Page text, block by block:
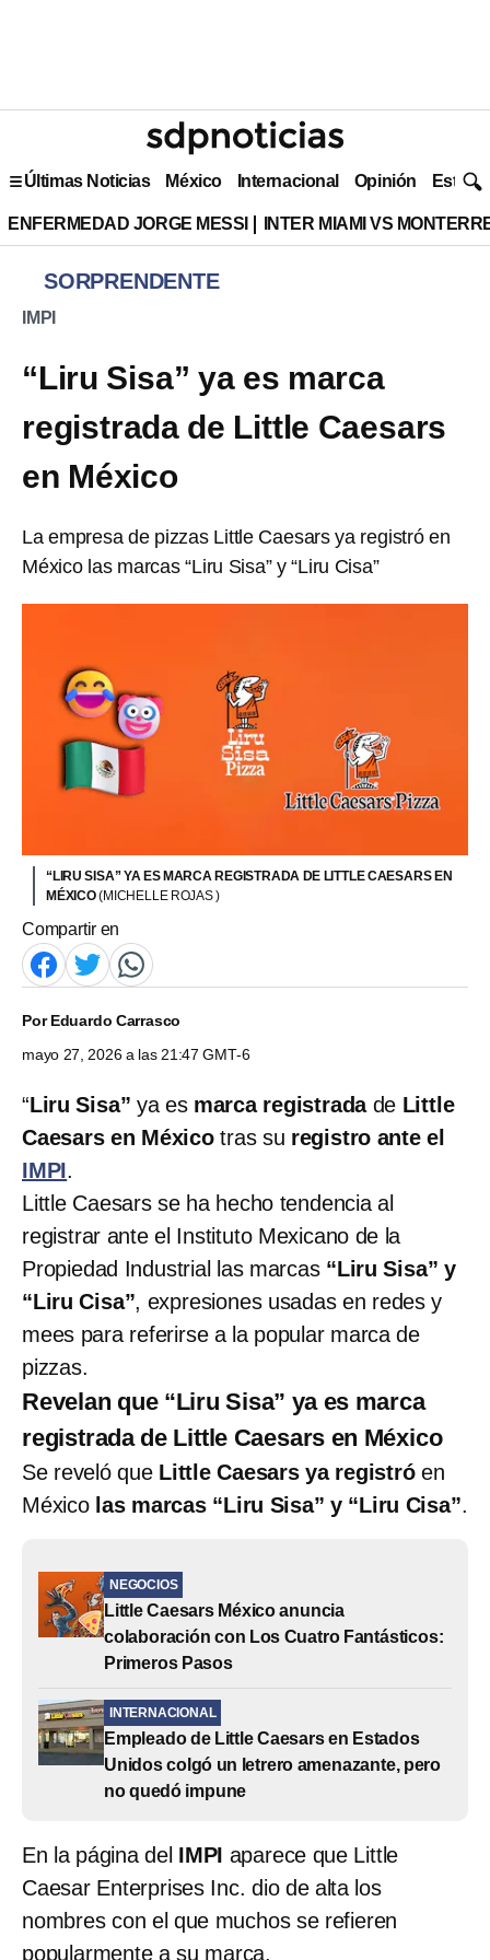
Últimas Noticias México Internacional Opinión Estilo
ENFERMEDAD JORGE MESSI INTER MIAMI VS
SORPRENDENTE
IMPI
“Liru Sisa” ya es marca
registrada de Little Caesars
en México
La empresa de pizzas Little Caesars ya registró en
México las marcas “Liru Sisa” y “Liru Cisa”
“LIRU SISA” YA ES MARCA REGISTRADA DE LITTLE CAESARS EN
MÉXICO(MICHELLE ROJAS )
Compartir en
PorEduardo Carrasco
mayo 27, 2026 a las 21:47 GMT-6
“Liru Sisa” ya es marca registrada de Little
Caesars en Méxicotras su registro ante el
IMPI.
Little Caesars se ha hecho tendencia al
registrar ante el Instituto Mexicano de la
Propiedad Industrial las marcas “Liru Sisa” y
“Liru Cisa”, expresiones usadas en redes y
mees para referirse a la popular marca de
pizzas.
Revelan que “Liru Sisa” ya es marca
registrada de Little Caesars en México
Se reveló que Little Caesars ya registróen
Méxicolas marcas “Liru Sisa” y “Liru Cisa”.
NEGOCIOS
Little Caesars México anuncia
colaboración con Los Cuatro Fantásticos:
Primeros Pasos
INTERNACIONAL
Empleado de Little Caesars en Estados
Unidos colgó un letrero amenazante, pero
no quedó impune
En la página del IMPI aparece que Little
Caesar Enterprises Inc. dio de alta los
nombres con el que muchos se refieren
popularmente a su marca.